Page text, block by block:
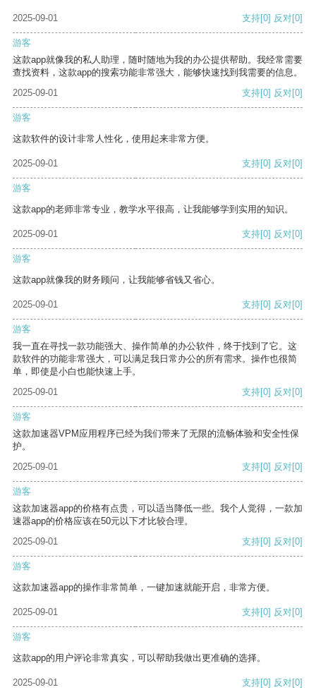
2025-09-01 支持[0] 反对[0]
游客
这款app就像我的私人助理，随时随地为我的办公提供帮助。我经常需要
查找资料，这款app的搜索功能非常强大，能够快速找到我需要的信息。
2025-09-01
支持[0] 反对[0]
游客
这款软件的设计非常人性化，使用起来非常方便。
2025-09-01 支持[0] 反对[0]
游客
这款app的老师非常专业，教学水平很高，让我能够学到实用的知识。
2025-09-01 支持[0] 反对[0]
游客
这款app就像我的财务顾问，让我能够省钱又省心。
2025-09-01 支持[0] 反对[0]
游客
我一直在寻找一款功能强大、操作简单的办公软件，终于找到了它。这
款软件的功能非常强大，可以满足我日常办公的所有需求。操作也很简
单，即使是小白也能快速上手。
2025-09-01
支持[0] 反对[0]
游客
这款加速器VPM应用程序已经为我们带来了无限的流畅体验和安全性保
护。
2025-09-01
支持[0] 反对[0]
游客
这款加速器app的价格有点贵，可以适当降低一些。我个人觉得，一款加
速器app的价格应该在50元以下才比较合理。
2025-09-01
支持[0] 反对[0]
游客
这款加速器app的操作非常简单，一键加速就能开启，非常方便。
2025-09-01 支持[0] 反对[0]
游客
这款app的用户评论非常真实，可以帮助我做出更准确的选择。
2025-09-01 支持[0] 反对[0]